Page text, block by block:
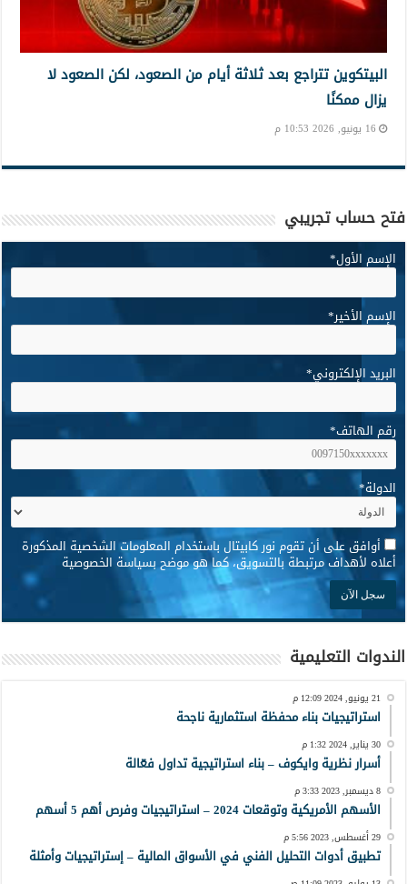
البيتكوين تتراجع بعد ثلاثة أيام من الصعود، لكن الصعود لا
يزال ممكنًا
16 يونيو, 2026 10:53 م
فتح حساب تجريبي
الإسم الأول*
الإسم الأخير*
البريد الإلكتروني*
رقم الهاتف*
الدولة*
* أوافق على أن تقوم نور كابيتال باستخدام المعلومات الشخصية المذكورة
أعلاه لأهداف مرتبطة بالتسويق، كما هو موضح بسياسة الخصوصية
الندوات التعليمية
21 يونيو, 2024 12:09 م
استراتيجيات بناء محفظة استثمارية ناجحة
30 يناير, 2024 1:32 م
أسرار نظرية وايكوف – بناء استراتيجية تداول فعّالة
8 ديسمبر, 2023 3:33 م
الأسهم الأمريكية وتوقعات 2024 – استراتيجيات وفرص أهم 5 أسهم
29 أغسطس, 2023 5:56 م
تطبيق أدوات التحليل الفني في الأسواق المالية – إستراتيجيات وأمثلة